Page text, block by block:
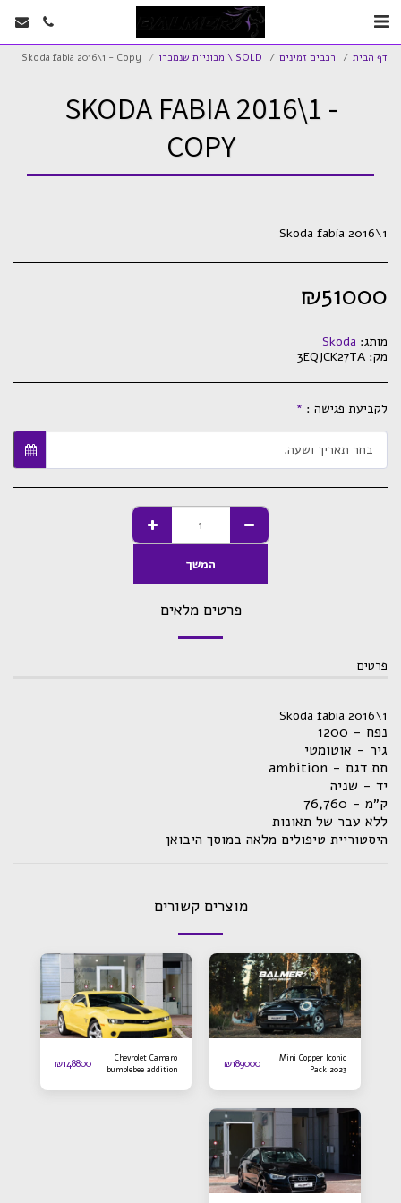
דף הבית רכבים זמינים SOLD \ מכוניות שנמכרו Skoda fabia 2016\1 - Copy
SKODA FABIA 2016\1 -
COPY
Skoda fabia 2016\1
₪51000
מותג: Skoda
מק: 3EQJCK27TA
לקביעת פגישה : *
בחר תאריך ושעה.
המשך
פרטים מלאים
פרטים
Skoda fabia 2016\1
נפח - 1200
גיר - אוטומטי
תת דגם - ambition
יד - שניה
ק״מ - 76,760
ללא עבר של תאונות
היסטוריית טיפולים מלאה במוסך היבואן
מוצרים קשורים
Mini Copper Iconic
Pack 2023
₪189000
Chevrolet Camaro
bumblebee addition
₪148800